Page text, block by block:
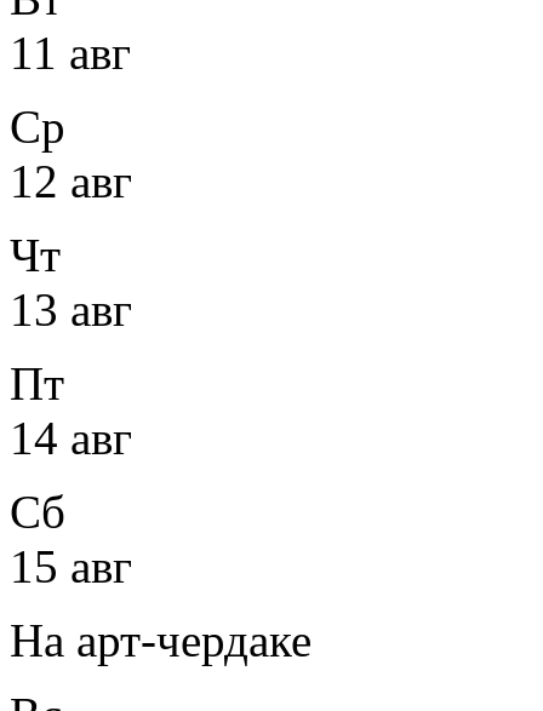
11 авг
Ср
12 авг
Чт
13 авг
Пт
14 авг
Сб
15 авг
На арт-чердаке